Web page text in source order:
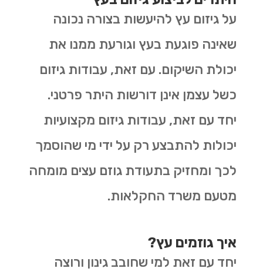
על גיזום עץ להיעשות בצורה נכונה
שאינה פוגעת בעץ וגורעת ממנו את
יכולת השיקום. עם זאת, עבודות גיזום
כשל עצמן אינן דורשות היתר פרטני.
יחד עם זאת, עבודות גיזום מקצועיות
יכולות להתבצע רק על ידי מי שהוסמך
לכך ומחזיק בתעודת גוזם עצים מומחה
מטעם משרד החקלאות.
איך גוזמים עץ?
יחד עם זאת למי שחובב גינון ורוצה